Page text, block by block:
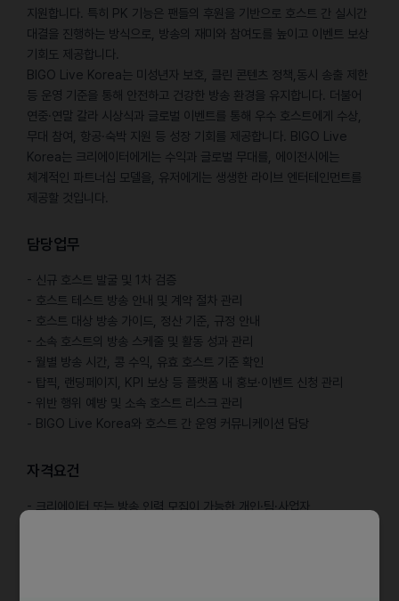
지원합니다. 특히 PK 기능은 팬들의 후원을 기반으로 호스트 간 실시간
대결을 진행하는 방식으로, 방송의 재미와 참여도를 높이고 이벤트 보상
기회도 제공합니다.
BIGO Live Korea는 미성년자 보호, 클린 콘텐츠 정책,동시 송출 제한
등 운영 기준을 통해 안전하고 건강한 방송 환경을 유지합니다. 더불어
연중·연말 갈라 시상식과 글로벌 이벤트를 통해 우수 호스트에게 수상,
무대 참여, 항공·숙박 지원 등 성장 기회를 제공합니다. BIGO Live
Korea는 크리에이터에게는 수익과 글로벌 무대를, 에이전시에는
체계적인 파트너십 모델을, 유저에게는 생생한 라이브 엔터테인먼트를
제공할 것입니다.
담당업무
- 신규 호스트 발굴 및 1차 검증
- 호스트 테스트 방송 안내 및 계약 절차 관리
- 호스트 대상 방송 가이드, 정산 기준, 규정 안내
- 소속 호스트의 방송 스케줄 및 활동 성과 관리
- 월별 방송 시간, 콩 수익, 유효 호스트 기준 확인
- 탑픽, 랜딩페이지, KPI 보상 등 플랫폼 내 홍보·이벤트 신청 관리
- 위반 행위 예방 및 소속 호스트 리스크 관리
- BIGO Live Korea와 호스트 간 운영 커뮤니케이션 담당
자격요건
- 크리에이터 또는 방송 인력 모집이 가능한 개인·팀·사업자